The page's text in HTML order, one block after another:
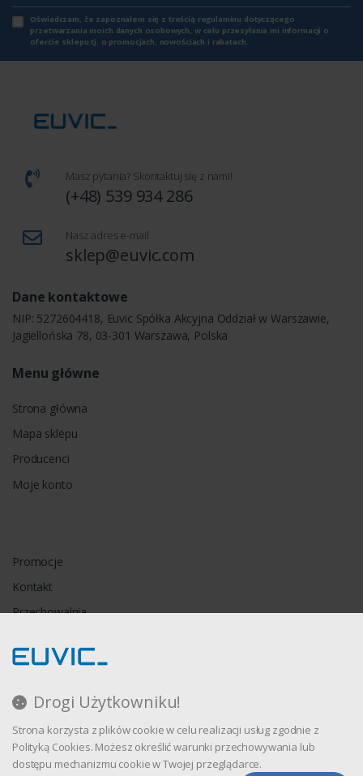
Drogi Użytkowniku!
Strona korzysta z plików cookie w celu realizacji usług zgodnie z
Polityką Cookies. Możesz określić warunki przechowywania lub
dostępu mechanizmu cookie w Twojej przeglądarce.
Oświadczam, że zapoznałem się z treścią regulaminu dotyczącego
przetwarzania moich danych osobowych, w celu przesyłania mi informacji o
ofercie sklepu tj. o promocjach, nowościach i rabatach.
Masz pytania? Skontaktuj się z nami!
(+48) 539 934 286
Nasz adres e-mail
sklep@euvic.com
Dane kontaktowe
NIP: 5272604418, Euvic Spółka Akcyjna Oddział w Warszawie,
Jagiellońska 78, 03-301 Warszawa, Polska
Menu główne
Strona główna
Mapa sklepu
Producenci
Moje konto
Promocje
Kontakt
Przechowalnia
Regulamin
Polityka prywatności